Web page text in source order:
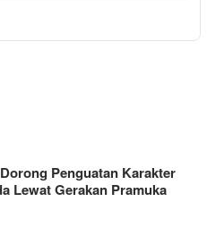
Penguatan Karakter
Lewat Gerakan Pramuka